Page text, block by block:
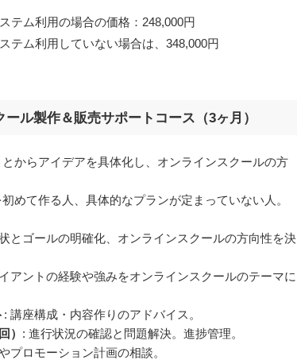
テム利用の場合の価格：248,000円
テム利用していない場合は、348,000円
ル製作＆販売サポートコース（3ヶ月）
からアイデアを具体化し、オンラインスクールの方
めて作る人、具体的なプランが定まっていない人。
とゴールの明確化、オンラインスクールの方向性を決
アントの経験や強みをオンラインスクールのテーマに
: 講座構成・内容作りのアドバイス。
） : 進行状況の確認と問題解決。進捗管理。
プロモーション計画の相談。